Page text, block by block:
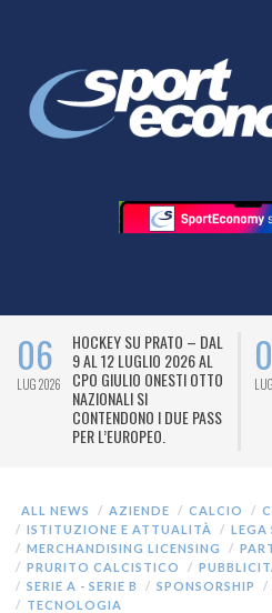
06
LUG 2026
HOCKEY SU PRATO – DAL
9 AL 12 LUGLIO 2026 AL
CPO GIULIO ONESTI OTTO
NAZIONALI SI
CONTENDONO I DUE PASS
PER L’EUROPEO.
ALL NEWS AZIENDE CALCIO
ISTITUZIONE E ATTUALITÀ
LEGA
MERCHANDISING LICENSING
PRURITO CALCISTICO
SERIE A - SERIE B
SPONSORSHIP
TECNOLOGIA